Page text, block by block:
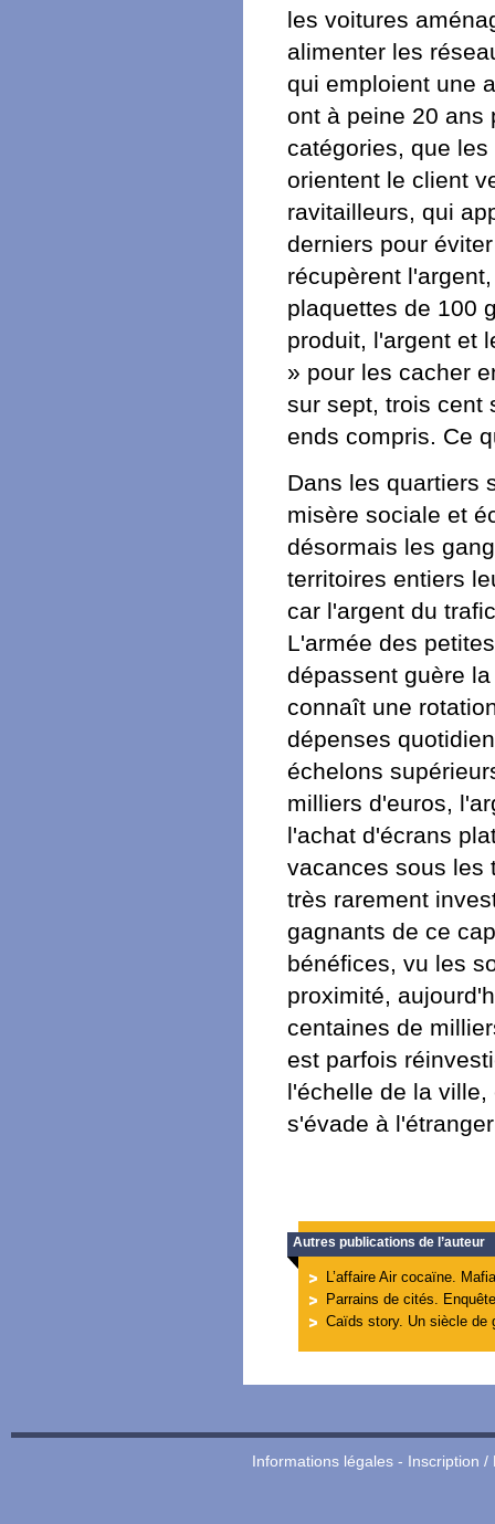
les voitures
alimenter les
qui emploient une
ont à peine 20 ans
catégories, que
orientent le client
ravitailleurs, qui
derniers pour
récupèrent
plaquettes de 100
produit, l'argent et
» pour les cacher
sur sept, trois cent
ends compris. Ce
Dans les quartiers
misère sociale et
désormais les
territoires entiers
car l'argent du
L'armée des
dépassent guère
connaît une
dépenses
échelons
milliers d'euros,
l'achat d'écrans
vacances sous les
très rarement
gagnants de ce
bénéfices, vu les
proximité,
centaines de
est parfois
l'échelle de la
s'évade à
Autres publications de l’auteur
L’affaire Air cocaïne.
Parrains de cités.
Caïds story. Un siècle de
Informations légales- Inscription